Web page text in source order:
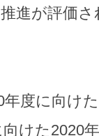
進が評価
度に向け
けた2020